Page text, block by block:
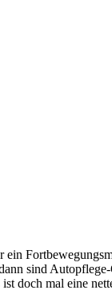
sind
doch mal eine